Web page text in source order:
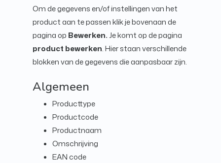
Om de gegevens en/of instellingen van het
product aan te passen klik je bovenaan de
pagina op Bewerken.Je komt op de pagina
product bewerken. Hier staan verschillende
blokken van de gegevens die aanpasbaar zijn.
Algemeen
Producttype
Productcode
Productnaam
Omschrijving
EAN code